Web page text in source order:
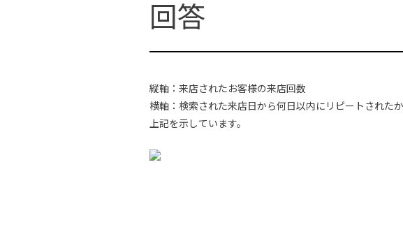
縦軸：来店されたお客様の来店回数
横軸：検索された来店日から何日以内にリピートされた
上記を示しています。